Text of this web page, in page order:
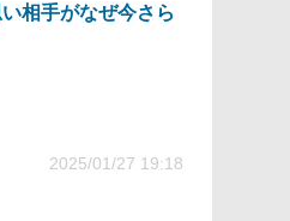
相手がなぜ今さら
2025/01/27 19:18